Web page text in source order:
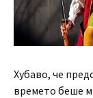
Хубаво, че
времето беше